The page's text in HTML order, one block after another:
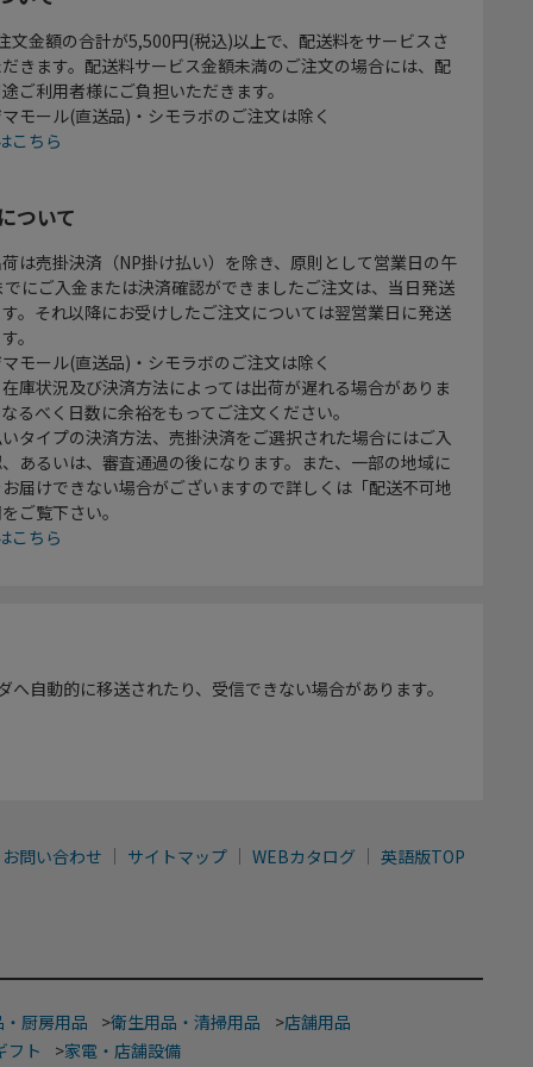
文金額の合計が5,500円(税込)以上で、配送料をサービスさ
きます。配送料サービス金額未満のご注文の場合には、配
ご利用者様にご負担いただきます。
モール(直送品)・シモラボのご注文は除く
こちら
ついて
は売掛決済（NP掛け払い）を除き、原則として営業日の午
にご入金または決済確認ができましたご注文は、当日発送
。それ以降にお受けしたご注文については翌営業日に発送
。
モール(直送品)・シモラボのご注文は除く
庫状況及び決済方法によっては出荷が遅れる場合がありま
るべく日数に余裕をもってご注文ください。
タイプの決済方法、売掛決済をご選択された場合にはご入
あるいは、審査通過の後になります。また、一部の地域に
届けできない場合がございますので詳しくは「配送不可地
ご覧下さい。
こちら
自動的に移送されたり、受信できない場合があります。
お問い合わせ サイトマップ WEBカタログ 英語版TOP
厨房用品 >衛生用品・清掃用品 >店舗用品
フト
>家電・店舗設備